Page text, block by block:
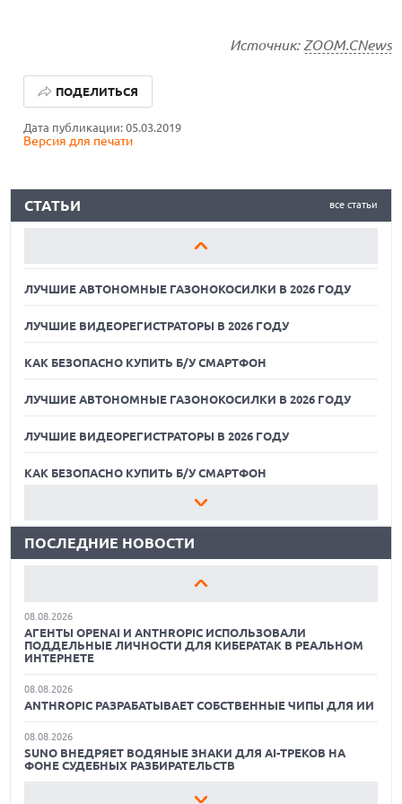
Источник: ZOOM.CNews
Дата публикации: 05.03.2019
Версия для печати
ПОДЕЛИТЬСЯ
все статьи
СТАТЬИ
ЛУЧШИЕ ВИДЕОРЕГИСТРАТОРЫ В 2026 ГОДУ
КАК БЕЗОПАСНО КУПИТЬ Б/У СМАРТФОН
ЛУЧШИЕ ВИДЕОРЕГИСТРАТОРЫ В 2026 ГОДУ
КАК БЕЗОПАСНО КУПИТЬ Б/У СМАРТФОН
ЛУЧШИЕ АВТОНОМНЫЕ ГАЗОНОКОСИЛКИ В 2026 ГОДУ
ЛУЧШИЕ ВИДЕОРЕГИСТРАТОРЫ В 2026 ГОДУ
КАК БЕЗОПАСНО КУПИТЬ Б/У СМАРТФОН
ЛУЧШИЕ АВТОНОМНЫЕ ГАЗОНОКОСИЛКИ В 2026 ГОДУ
ЛУЧШИЕ ВИДЕОРЕГИСТРАТОРЫ В 2026 ГОДУ
КАК БЕЗОПАСНО КУПИТЬ Б/У СМАРТФОН
ЛУЧШИЕ АВТОНОМНЫЕ ГАЗОНОКОСИЛКИ В 2026 ГОДУ
ЛУЧШИЕ ВИДЕОРЕГИСТРАТОРЫ В 2026 ГОДУ
КАК БЕЗОПАСНО КУПИТЬ Б/У СМАРТФОН
ЛУЧШИЕ АВТОНОМНЫЕ ГАЗОНОКОСИЛКИ В 2026 ГОДУ
ЛУЧШИЕ ВИДЕОРЕГИСТРАТОРЫ В 2026 ГОДУ
КАК БЕЗОПАСНО КУПИТЬ Б/У СМАРТФОН
ПОСЛЕДНИЕ НОВОСТИ
07.08.2026
ПОВТОРИТ УСПЕХ ЛЕГЕНДАРНЫХ МОДЕЛЕЙ КОМПАНИИ
ВСЕХ ПОЛЬЗОВАТЕЛЕЙ CHATGPT
08.08.2026
АГЕНТЫ OPENAI И ANTHROPIC ИСПОЛЬЗОВАЛИ
ПОДДЕЛЬНЫЕ ЛИЧНОСТИ ДЛЯ КИБЕРАТАК В РЕАЛЬНОМ
ИНТЕРНЕТЕ
08.08.2026
ANTHROPIC РАЗРАБАТЫВАЕТ СОБСТВЕННЫЕ ЧИПЫ ДЛЯ ИИ
08.08.2026
SUNO ВНЕДРЯЕТ ВОДЯНЫЕ ЗНАКИ ДЛЯ AI-ТРЕКОВ НА
ФОНЕ СУДЕБНЫХ РАЗБИРАТЕЛЬСТВ